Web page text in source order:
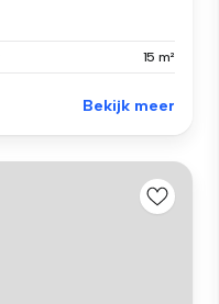
15 m²
Bekijk meer